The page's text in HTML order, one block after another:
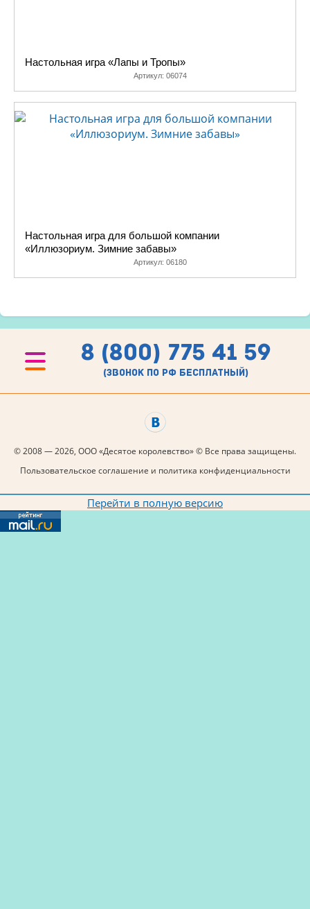
Настольная игра «Лапы и Тропы»
Артикул: 06074
Настольная игра для большой компании
«Иллюзориум. Зимние забавы»
Артикул: 06180
8 (800) 775 41 59
(звонок по рф бесплатный)
© 2008 — 2026, ООО «Десятое королевство» © Все права защищены.
Пользовательское соглашение и политика конфиденциальности
Перейти в полную версию